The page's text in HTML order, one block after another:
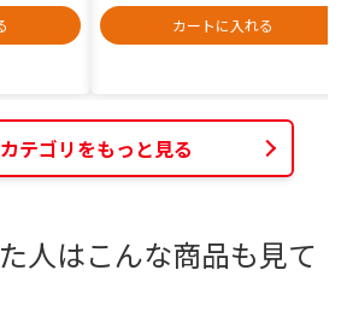
カートに入れる
テゴリをもっと見る
人はこんな商品も見て